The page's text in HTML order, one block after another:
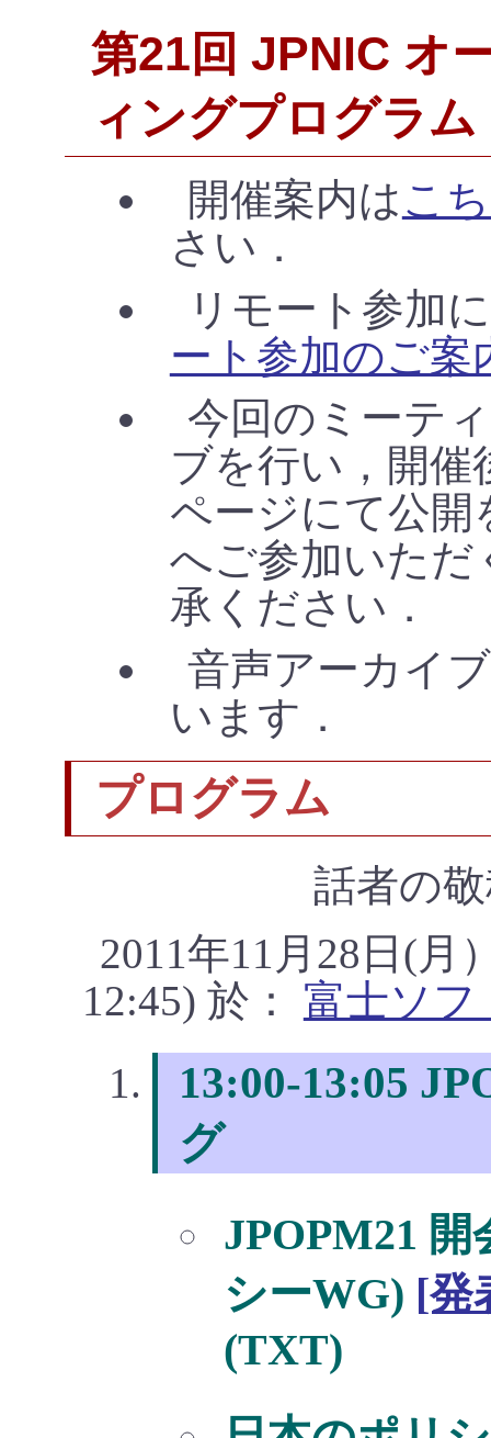
第21回 JPNIC オ
ィングプログラ
開催案内はこ
さい．
リモート参加
ート参加のご案
今回のミーテ
ブを行い，開催
ページにて公開
へご参加いただ
承ください．
音声アーカイ
います．
プログラム
話者の
2011年11月28日(月
12:45) 於： 富士ソ
13:00-13:05
グ
JPOPM21
シーWG) [発
(TXT)